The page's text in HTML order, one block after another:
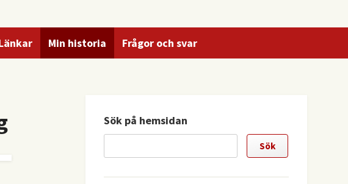
Min historia Frågor och svar
Sök på hemsidan